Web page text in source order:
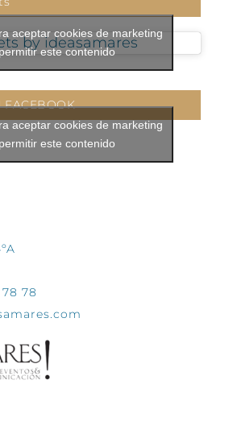
by ideasamares
aceptar cookies de marketing
este contenido
FACEBOOK
aceptar cookies de marketing
este contenido
78